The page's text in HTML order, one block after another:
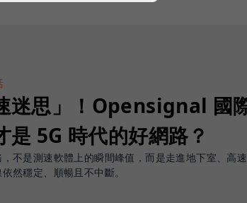
迷思」！Opensignal 國
是 5G 時代的好網路？
不是測速軟體上的瞬間峰值，而是走進地下室、高
然穩定、順暢且不中斷。